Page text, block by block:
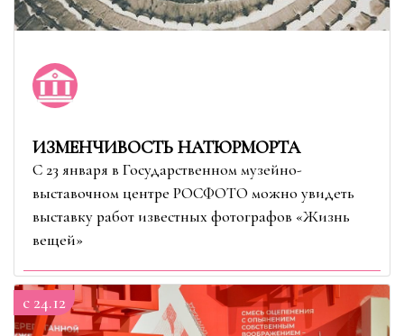
ИЗМЕНЧИВОСТЬ НАТЮРМОРТА
С 23 января в Государственном музейно-
выставочном центре РОСФОТО можно увидеть
выставку работ известных фотографов «Жизнь
вещей»
c 24.12